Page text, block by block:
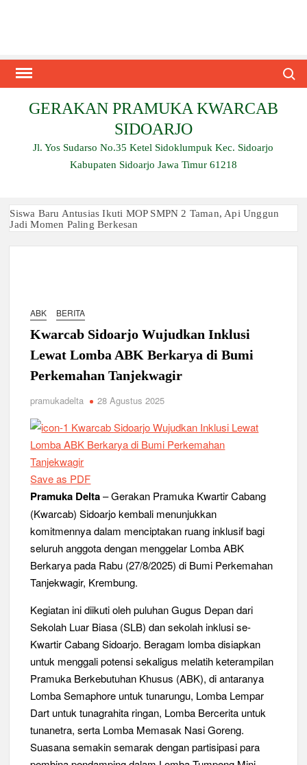
GERAKAN PRAMUKA KWARCAB
SIDOARJO
Jl. Yos Sudarso No.35 Ketel Sidoklumpuk Kec. Sidoarjo
Kabupaten Sidoarjo Jawa Timur 61218
Siswa Baru Antusias Ikuti MOP SMPN 2 Taman, Api Unggun
Jadi Momen Paling Berkesan
Relevansi Pemikiran Baden-Powell dalam Pembinaan
Generasi Muda di Era Digital
Semangat “Cerdas, Ceria, Cekatan” Warnai Pesta Siaga
Kwarran Sukodono Tahun 2026
Berkarakter, Berprestasi, Berbudi Luhur : Lomba Tingkat I
Cetak Generasi Tangguh
Pramuka SMKN 1 Jabon Tempa Disiplin dan Kepedulian
Sosial Melalui Jelajah Desa
Gemuruh Semangat di Pangkalan SMP YPM 1 Taman: Saat
Kompetisi Mencetak Karakter dan Merajut Generasi di PSCC
Perkuat Kepemimpinan dan Demokrasi, Kwarran Jabon Gelar
Dianpinsa serta Musppanitera 2026
Bukan Cuma Kemah! Pramuka SMK YPM 3 Taman Adopsi
Sistem Kerja Industri Lewat KPDA
Kwarran Porong Gembleng Penegak Pramuka Lewat Pelatihan
Keprotokoleran
Tumbuhkan Ceria dan Karakter Sejak Dini, 704 Pramuka
Ceria Bersama Pramuka Siaga: Membangun Generasi Tangguh
dan Berkarakter
ABK BERITA
Kwarcab Sidoarjo Wujudkan Inklusi
Lewat Lomba ABK Berkarya di Bumi
Perkemahan Tanjekwagir
pramukadelta 28 Agustus 2025
Save as PDF
Pramuka Delta– Gerakan Pramuka Kwartir Cabang
(Kwarcab) Sidoarjo kembali menunjukkan
komitmennya dalam menciptakan ruang inklusif bagi
seluruh anggota dengan menggelar Lomba ABK
Berkarya pada Rabu (27/8/2025) di Bumi Perkemahan
Tanjekwagir, Krembung.
Kegiatan ini diikuti oleh puluhan Gugus Depan dari
Sekolah Luar Biasa (SLB) dan sekolah inklusi se-
Kwartir Cabang Sidoarjo. Beragam lomba disiapkan
untuk menggali potensi sekaligus melatih keterampilan
Pramuka Berkebutuhan Khusus (ABK), di antaranya
Lomba Semaphore untuk tunarungu, Lomba Lempar
Dart untuk tunagrahita ringan, Lomba Bercerita untuk
tunanetra, serta Lomba Memasak Nasi Goreng.
Suasana semakin semarak dengan partisipasi para